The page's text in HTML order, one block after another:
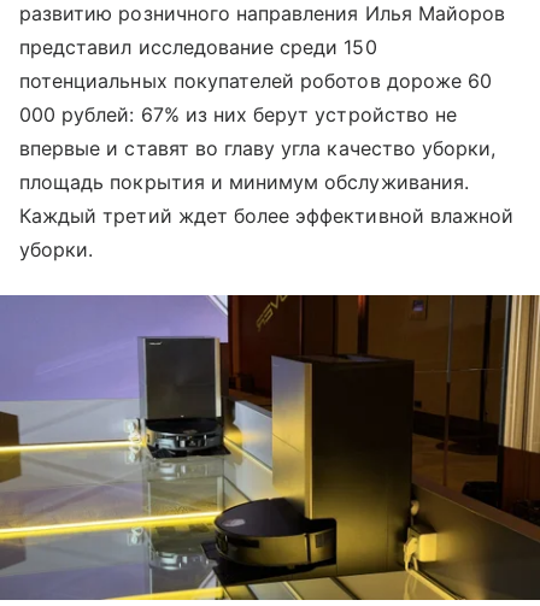
развитию розничного направления Илья Майоров
представил исследование среди 150
потенциальных покупателей роботов дороже 60
000 рублей: 67% из них берут устройство не
впервые и ставят во главу угла качество уборки,
площадь покрытия и минимум обслуживания.
Каждый третий ждет более эффективной влажной
уборки.